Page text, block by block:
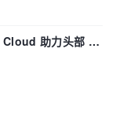
Cloud 助力头部 AI